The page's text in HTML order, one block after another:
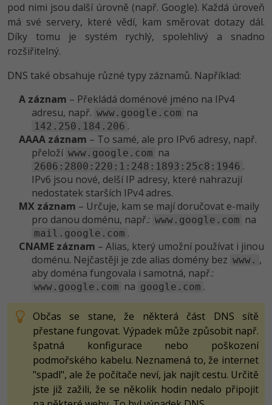
pod nimi jsou další úrovně (např. Google). Každá úroveň
má své servery, které vědí, kam směrovat dotazy dál.
Díky tomu je systém rychlý, spolehlivý a snadno
rozšiřitelný.
DNS také obsahuje různé typy záznamů. Například:
A záznam – Překládá doménové jméno na IPv4
adresu, např. www.google.com na
142.250.184.206 .
AAAA záznam – To samé, ale pro IPv6 adresy, např.
přeloží www.google.com na
2606:2800:220:1:248:1893:25c8:1946 .
IPv6 jsou nové, delší IP adresy, které nahrazují
nedostatek starších IPv4 adres.
MX záznam – Určuje, kam se mají doručovat e-maily
pro danou doménu, např.: www.google.com na
mail.google.com .
CNAME záznam – Alias, který umožní používat i jinou
doménu. Nejčastěji je zde alias domény bez www. ,
aby doména fungovala i samotná, např.:
www.google.com na google.com .
Občas se stane, že některá část DNS sítě
přestane fungovat. Výpadek může způsobit např.
špatná konfigurace nebo poškození
podmořského kabelu. Neznamená to, že internet
"spadl", ale že počítače neví, jak najít cestu. Určitě
jste již zažili, že se několik hodin nedalo připojit